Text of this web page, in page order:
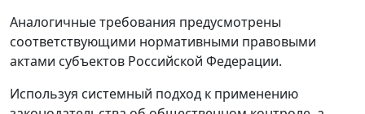
Аналогичные требования предусмотрены
соответствующими нормативными правовыми
актами субъектов Российской Федерации.
Используя системный подход к применению